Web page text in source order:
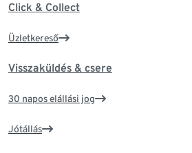
Click & Collect
Üzletkereső
Visszaküldés & csere
30 napos elállási jog
Jótállás